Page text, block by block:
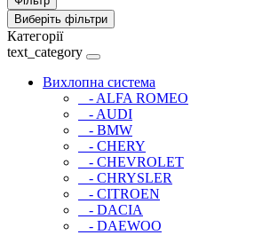
Виберіть фільтри
Категорії
text_category
Вихлопна система
- ALFA ROMEO
- AUDI
- BMW
- CHERY
- CHEVROLET
- CHRYSLER
- CITROEN
- DACIA
- DAEWOO